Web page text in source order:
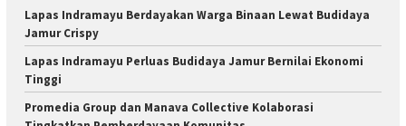
Lapas Indramayu Berdayakan Warga Binaan Lewat Budidaya
Jamur Crispy
Lapas Indramayu Perluas Budidaya Jamur Bernilai Ekonomi
Tinggi
Promedia Group dan Manava Collective Kolaborasi